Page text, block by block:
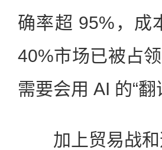
确率超 95%，成
40%市场已被占
需要会用 AI 的“翻
加上贸易战和